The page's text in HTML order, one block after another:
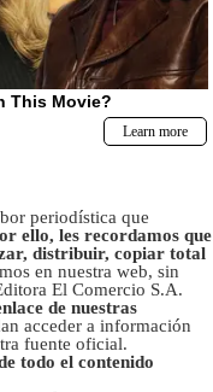
periodística que
ello, les recordamos que
distribuir, copiar total
en nuestra web, sin
El Comercio S.A.
de nuestras
acceder a información
fuente oficial.
todo el contenido